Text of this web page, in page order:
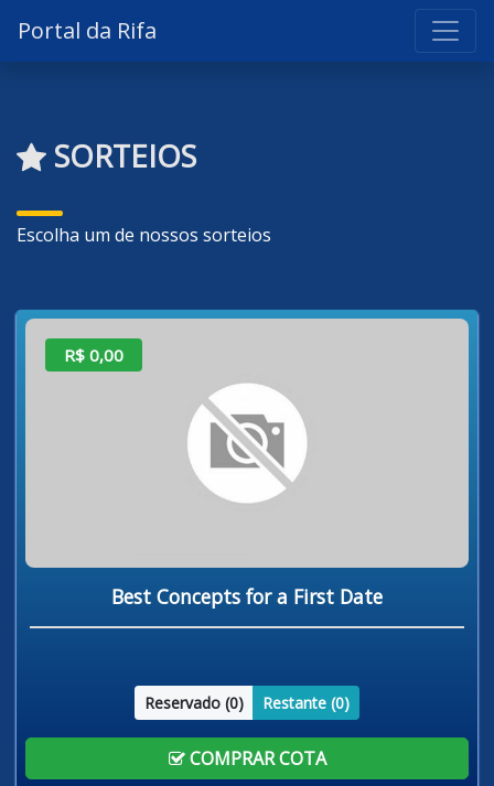
Portal da Rifa
SORTEIOS
Escolha um de nossos sorteios
R$ 0,00
Best Concepts for a First Date
Reservado (0) Restante (0)
COMPRAR COTA